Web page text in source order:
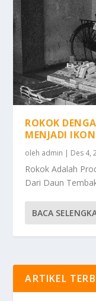
ROKOK
MENJADI
oleh admin | Des 4,
Rokok Adalah
Dari Daun
BACA
ARTIKEL